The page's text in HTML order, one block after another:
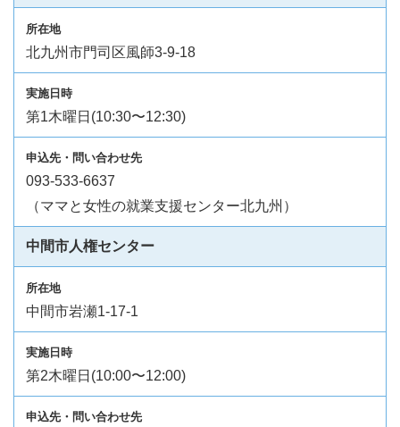
北九州市門司区風師3-9-18
第1木曜日(10:30〜12:30)
093-533-6637
（ママと女性の就業支援センター北九州）
中間市人権センター
中間市岩瀬1-17-1
第2木曜日(10:00〜12:00)